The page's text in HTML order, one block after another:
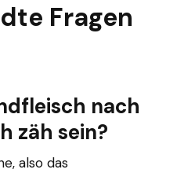
Fragen
nach
zäh sein?
also das